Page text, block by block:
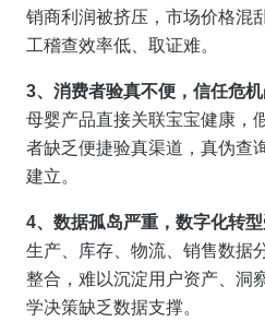
销商利润被挤压，市场价格混
工稽查效率低、取证难。
3、消费者验真不便，信任危机
母婴产品直接关联宝宝健康，
者缺乏便捷验真渠道，真伪查
建立。
4、数据孤岛严重，数字化转型
生产、库存、物流、销售数据
整合，难以沉淀用户资产、洞
学决策缺乏数据支撑。